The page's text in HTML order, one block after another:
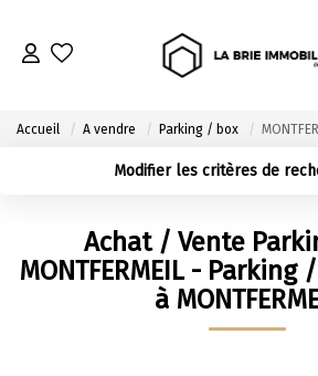
Nos Biens À
Notre Guide
VENDRE
Accueil A vendre Parking / box
Modifier les critères de
Sélectionnez...
Type de bien
Surface
Achat / Vente
MONTFERMEIL -
à